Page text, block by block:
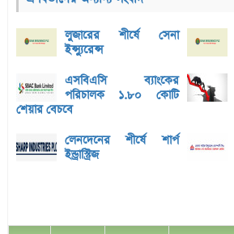
লুজারের শীর্ষে সেনা
ইন্স্যুরেন্স
এসবিএসি ব্যাংকের
পরিচালক ১.৮০ কোটি
শেয়ার বেচবে
লেনদেনের শীর্ষে শার্প
ইন্ড্রাস্ট্রিজ